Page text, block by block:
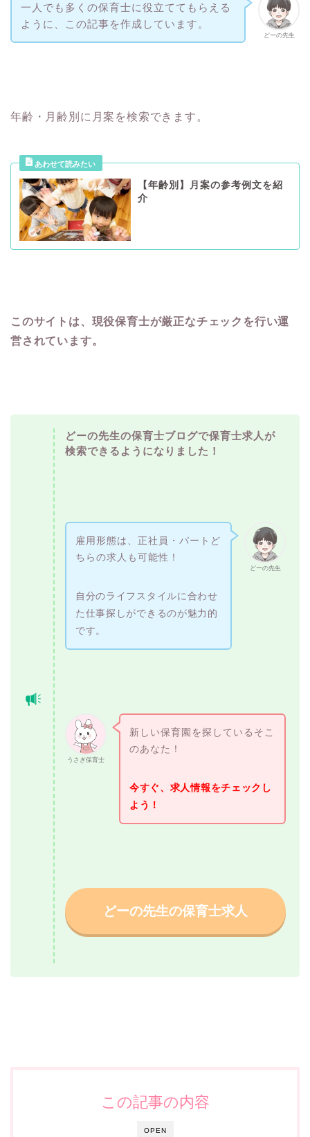
どーの先生
一人でも多くの保育士に役立ててもらえる
ように、この記事を作成しています。
年齢・月齢別に月案を検索できます。
【年齢別】月案の参考例文を紹
介
このサイトは、現役保育士が厳正なチェックを行い運
営されています。
どーの先生の保育士ブログで保育士求人が
検索できるようになりました！
どーの先生
雇用形態は、正社員・パートど
ちらの求人も可能性！
自分のライフスタイルに合わせ
た仕事探しができるのが魅力的
です。
うさぎ保育士
新しい保育園を探しているそこ
のあなた！
今すぐ、求人情報をチェックし
よう！
どーの先生の保育士求人
OPEN
この記事の内容